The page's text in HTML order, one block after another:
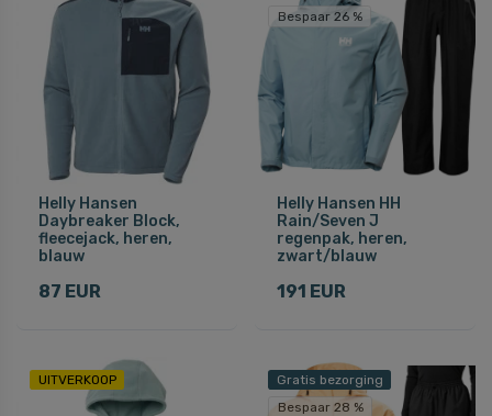
Helly Hansen
Daybreaker Block,
fleecejack, heren,
blauw
87 EUR
Bespaar 26 %
Helly Hansen HH
Rain/Seven J
regenpak, heren,
zwart/blauw
191 EUR
UITVERKOOP
Gratis bezorging
Bespaar 28 %